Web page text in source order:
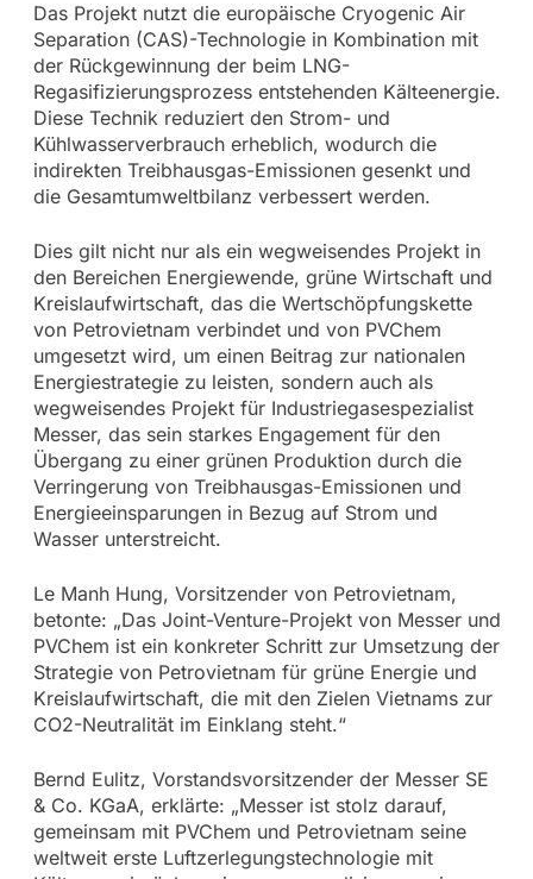
Das Projekt nutzt die europäische Cryogenic Air
Separation (CAS)-Technologie in Kombination mit
der Rückgewinnung der beim LNG-
Regasifizierungsprozess entstehenden Kälteenergie.
Diese Technik reduziert den Strom- und
Kühlwasserverbrauch erheblich, wodurch die
indirekten Treibhausgas-Emissionen gesenkt und
die Gesamtumweltbilanz verbessert werden.
Dies gilt nicht nur als ein wegweisendes Projekt in
den Bereichen Energiewende, grüne Wirtschaft und
Kreislaufwirtschaft, das die Wertschöpfungskette
von Petrovietnam verbindet und von PVChem
umgesetzt wird, um einen Beitrag zur nationalen
Energiestrategie zu leisten, sondern auch als
wegweisendes Projekt für Industriegasespezialist
Messer, das sein starkes Engagement für den
Übergang zu einer grünen Produktion durch die
Verringerung von Treibhausgas-Emissionen und
Energieeinsparungen in Bezug auf Strom und
Wasser unterstreicht.
Le Manh Hung, Vorsitzender von Petrovietnam,
betonte: „Das Joint-Venture-Projekt von Messer und
PVChem ist ein konkreter Schritt zur Umsetzung der
Strategie von Petrovietnam für grüne Energie und
Kreislaufwirtschaft, die mit den Zielen Vietnams zur
CO2-Neutralität im Einklang steht.“
Bernd Eulitz, Vorstandsvorsitzender der Messer SE
& Co. KGaA, erklärte: „Messer ist stolz darauf,
gemeinsam mit PVChem und Petrovietnam seine
weltweit erste Luftzerlegungstechnologie mit